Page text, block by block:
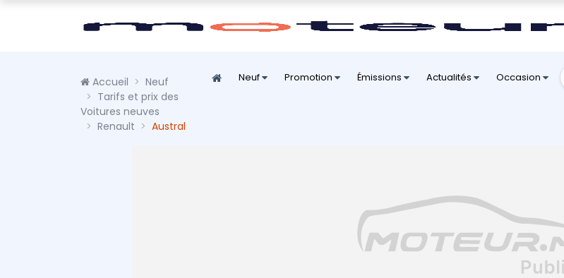
Neuf Promotion Émissions Actualités Occasion
Accueil
Neuf
Tarifs et prix des
Voitures neuves
Renault
Austral